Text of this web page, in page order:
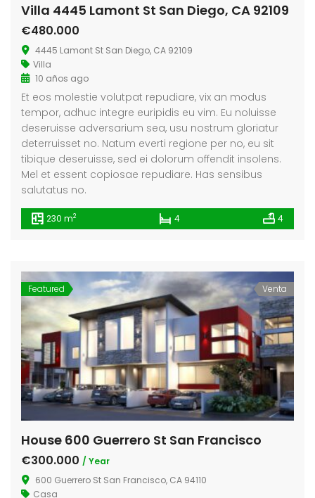
Villa 4445 Lamont St San Diego, CA 92109
€480.000
4445 Lamont St San Diego, CA 92109
Villa
10 años ago
Et eos molestie volutpat repudiare, vix an modus
tempor, adhuc integre euripidis eu vim. Eu noluisse
deseruisse adversarium sea, usu nostrum gloriatur
deterruisset no. Natum everti regione per no, eu sit
tibique deseruisse, sed ei dolorum offendit insolens.
Mel et essent copiosae repudiare. Has sensibus
salutatus no.
230 m2 4 4
Featured Venta
House 600 Guerrero St San Francisco
€300.000 / Year
600 Guerrero St San Francisco, CA 94110
Casa